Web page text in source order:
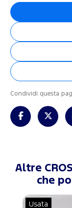
Condividi questa
Altre
che
Usata